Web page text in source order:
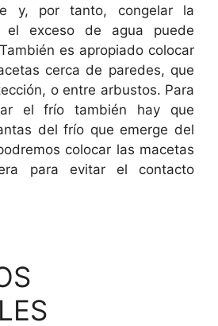
y, por tanto, congelar la
el exceso de agua puede
es apropiado colocar
cerca de paredes, que
o entre arbustos. Para
el frío también hay que
del frío que emerge del
colocar las macetas
para evitar el contacto